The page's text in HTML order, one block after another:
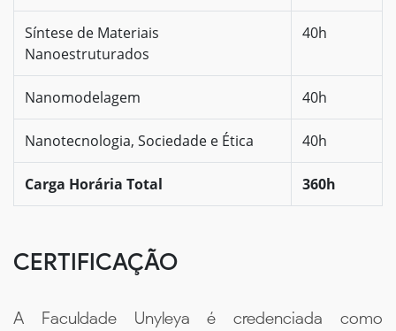
Síntese de Materiais
Nanoestruturados
40h
Nanomodelagem 40h
Nanotecnologia, Sociedade e Ética 40h
Carga Horária Total 360h
CERTIFICAÇÃO
A Faculdade Unyleya é credenciada como